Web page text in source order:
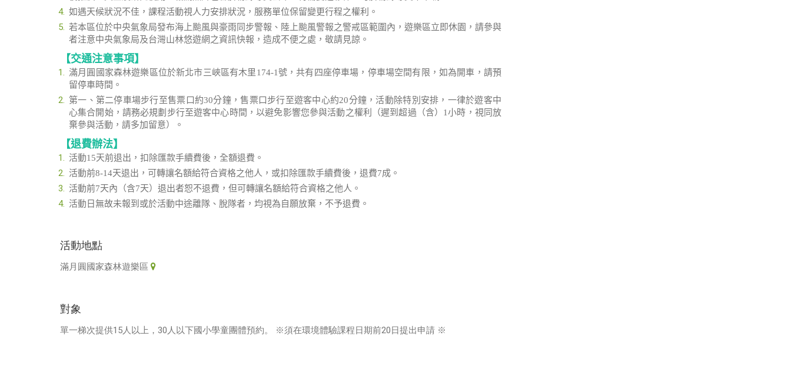
如遇天候狀況不佳，課程活動視人力安排狀況，服務單位保留變更行程之權利。
若本區位於中央氣象局發布海上颱風與豪雨同步警報、陸上颱風警報之警戒區範圍內，遊樂區立即休園，請參與
者注意中央氣象局及台灣山林悠遊網之資訊快報，造成不便之處，敬請見諒。
【交通注意事項】
滿月圓國家森林遊樂區位於新北市三峽區有木里174-1號，共有四座停車場，停車場空間有限，如為開車，請預
留停車時間。
第一、第二停車場步行至售票口約30分鐘，售票口步行至遊客中心約20分鐘，活動除特別安排，一律於遊客中
心集合開始，請務必規劃步行至遊客中心時間，以避免影響您參與活動之權利（遲到超過（含）1小時，視同放
棄參與活動，請多加留意）。
【退費辦法】
活動15天前退出，扣除匯款手續費後，全額退費。
活動前8-14天退出，可轉讓名額給符合資格之他人，或扣除匯款手續費後，退費7成。
活動前7天內（含7天）退出者恕不退費，但可轉讓名額給符合資格之他人。
活動日無故未報到或於活動中途離隊、脫隊者，均視為自願放棄，不予退費。
活動地點
滿月圓國家森林遊樂區
對象
單一梯次提供15人以上，30人以下國小學童團體預約。 ※須在環境體驗課程日期前20日提出申請 ※